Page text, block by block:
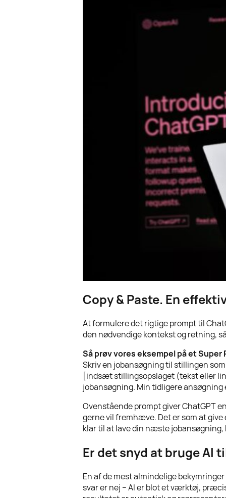
Copy & Paste. En
At formulere det rigtige prompt til
den nødvendige kontekst og retning,
Så prøv vores eksempel på et
Skriv en jobansøgning til stillingen
[indsæt stillingsopslaget (tekst eller
jobansøgning. Min tidligere
Ovenstående prompt giver ChatGPT
gerne vil fremhæve. Det er som at
klar til at lave din næste
Er det snyd at bruge AI
En af de mest almindelige
svar er nej – AI er blot et værktøj,